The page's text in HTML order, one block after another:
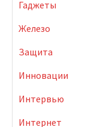
Гаджеты
Железо
Защита
Инновации
Интервью
Интернет